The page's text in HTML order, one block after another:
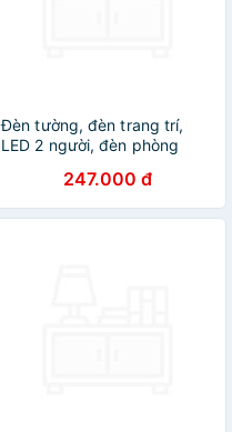
Đèn tường, đèn trang trí,
LED 2 người, đèn phòng
247.000 đ